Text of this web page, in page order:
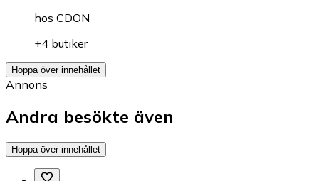
hos CDON
+4 butiker
Hoppa över innehållet
Annons
Andra besökte även
Hoppa över innehållet